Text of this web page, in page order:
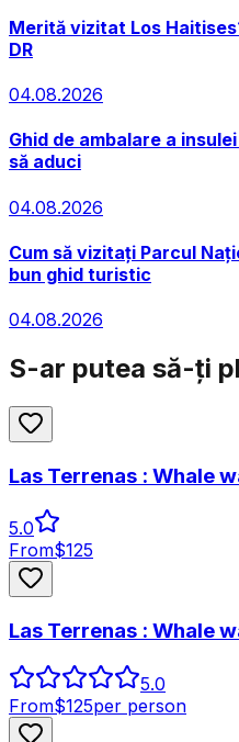
Merită vizitat Los
DR
04.08.2026
Ghid de ambalare a
să aduci
04.08.2026
Cum să vizitați Parcul
bun ghid turistic
04.08.2026
S-ar putea să-ți
Las Terrenas : Whale
5.0
From$125
Las Terrenas : Whale
5.0
From$125per person